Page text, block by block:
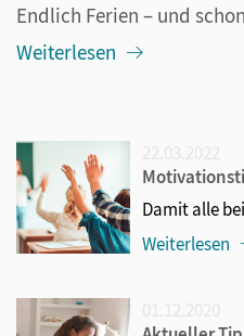
Weiterlesen
Damit alle
Weiterlesen